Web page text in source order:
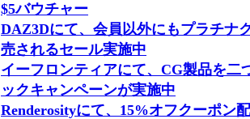
$5バウチャー
DAZ3Dにて、会員以外にもプラチナ
売されるセール実施中
イーフロンティアにて、CG製品を二
ックキャンペーンが実施中
Renderosityにて、15%オフクーポン